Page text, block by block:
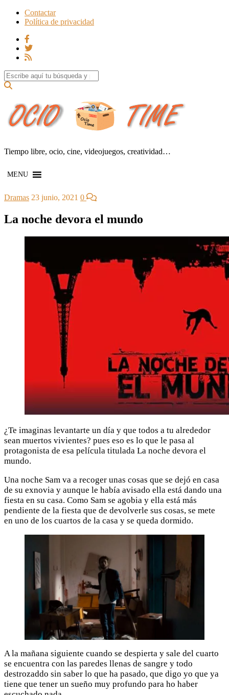
Contactar
Política de privacidad
Search for:
Tiempo libre, ocio, cine, videojuegos, creatividad…
MENU
Dramas 23 junio, 2021 0
La noche devora el mundo
¿Te imaginas levantarte un día y que todos a tu alrededor
sean muertos vivientes? pues eso es lo que le pasa al
protagonista de esa película titulada La noche devora el
mundo.
Una noche Sam va a recoger unas cosas que se dejó en casa
de su exnovia y aunque le había avisado ella está dando una
fiesta en su casa. Como Sam se agobia y ella está más
pendiente de la fiesta que de devolverle sus cosas, se mete
en uno de los cuartos de la casa y se queda dormido.
A la mañana siguiente cuando se despierta y sale del cuarto
se encuentra con las paredes llenas de sangre y todo
destrozaddo sin saber lo que ha pasado, que digo yo que ya
tiene que tener un sueño muy profundo para ho haber